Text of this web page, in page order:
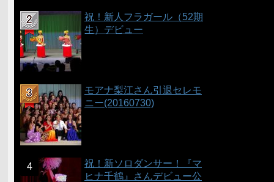
祝！新人フラガール（52期
生）デビュー
モアナ梨江さん引退セレモ
ニー(20160730)
祝！新ソロダンサー！『マ
ヒナ千鶴』さんデビュー公